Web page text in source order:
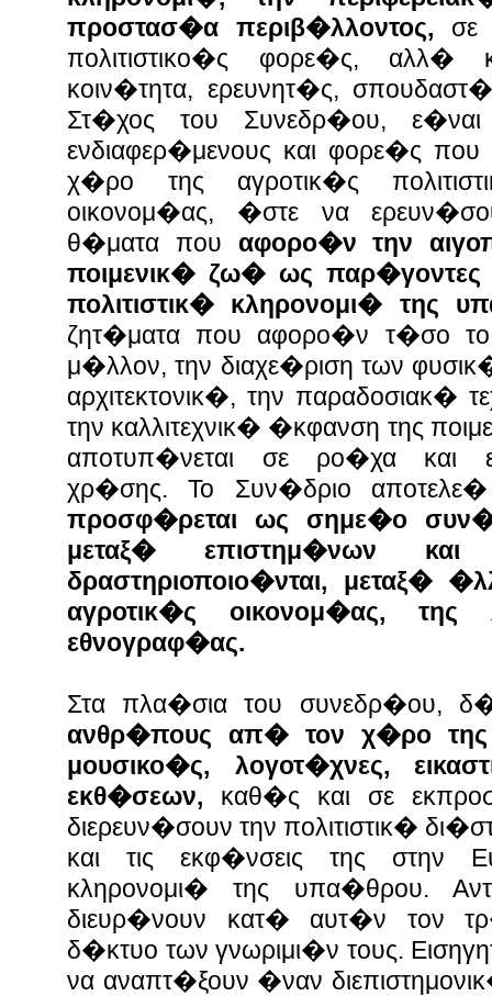
προστασ�α περιβ�λλοντος, σε
πολιτιστικο�ς φορε�ς,
κοιν�τητα, ερευνητ�ς,
Στ�χος του Συνεδρ�ου,
ενδιαφερ�μενους και φορε�ς που
χ�ρο της αγροτικ�ς
οικονομ�ας, �στε να
θ�ματα που αφορο�ν την
ποιμενικ� ζω� ως παρ�γοντες
πολιτιστικ� κληρονομι� της
ζητ�ματα που αφορο�ν τ�σο
μ�λλον, την διαχε�ριση των
αρχιτεκτονικ�, την παραδοσιακ�
την καλλιτεχνικ� �κφανση της
αποτυπ�νεται σε ρο�χα και
χρ�σης. Το Συν�δριο
προσφ�ρεται ως σημε�ο
μεταξ� επιστημ�νων και
δραστηριοποιο�νται, μεταξ�
αγροτικ�ς οικονομ�ας,
εθνογραφ�ας.
Στα πλα�σια του συνεδρ�ου,
ανθρ�πους απ� τον χ�ρο της
μουσικο�ς, λογοτ�χνες,
εκθ�σεων, καθ�ς και σε
διερευν�σουν την πολιτιστικ�
και τις εκφ�νσεις της στην
κληρονομι� της υπα�θρου.
διευρ�νουν κατ� αυτ�ν τον
δ�κτυο των γνωριμι�ν τους.
να αναπτ�ξουν �ναν